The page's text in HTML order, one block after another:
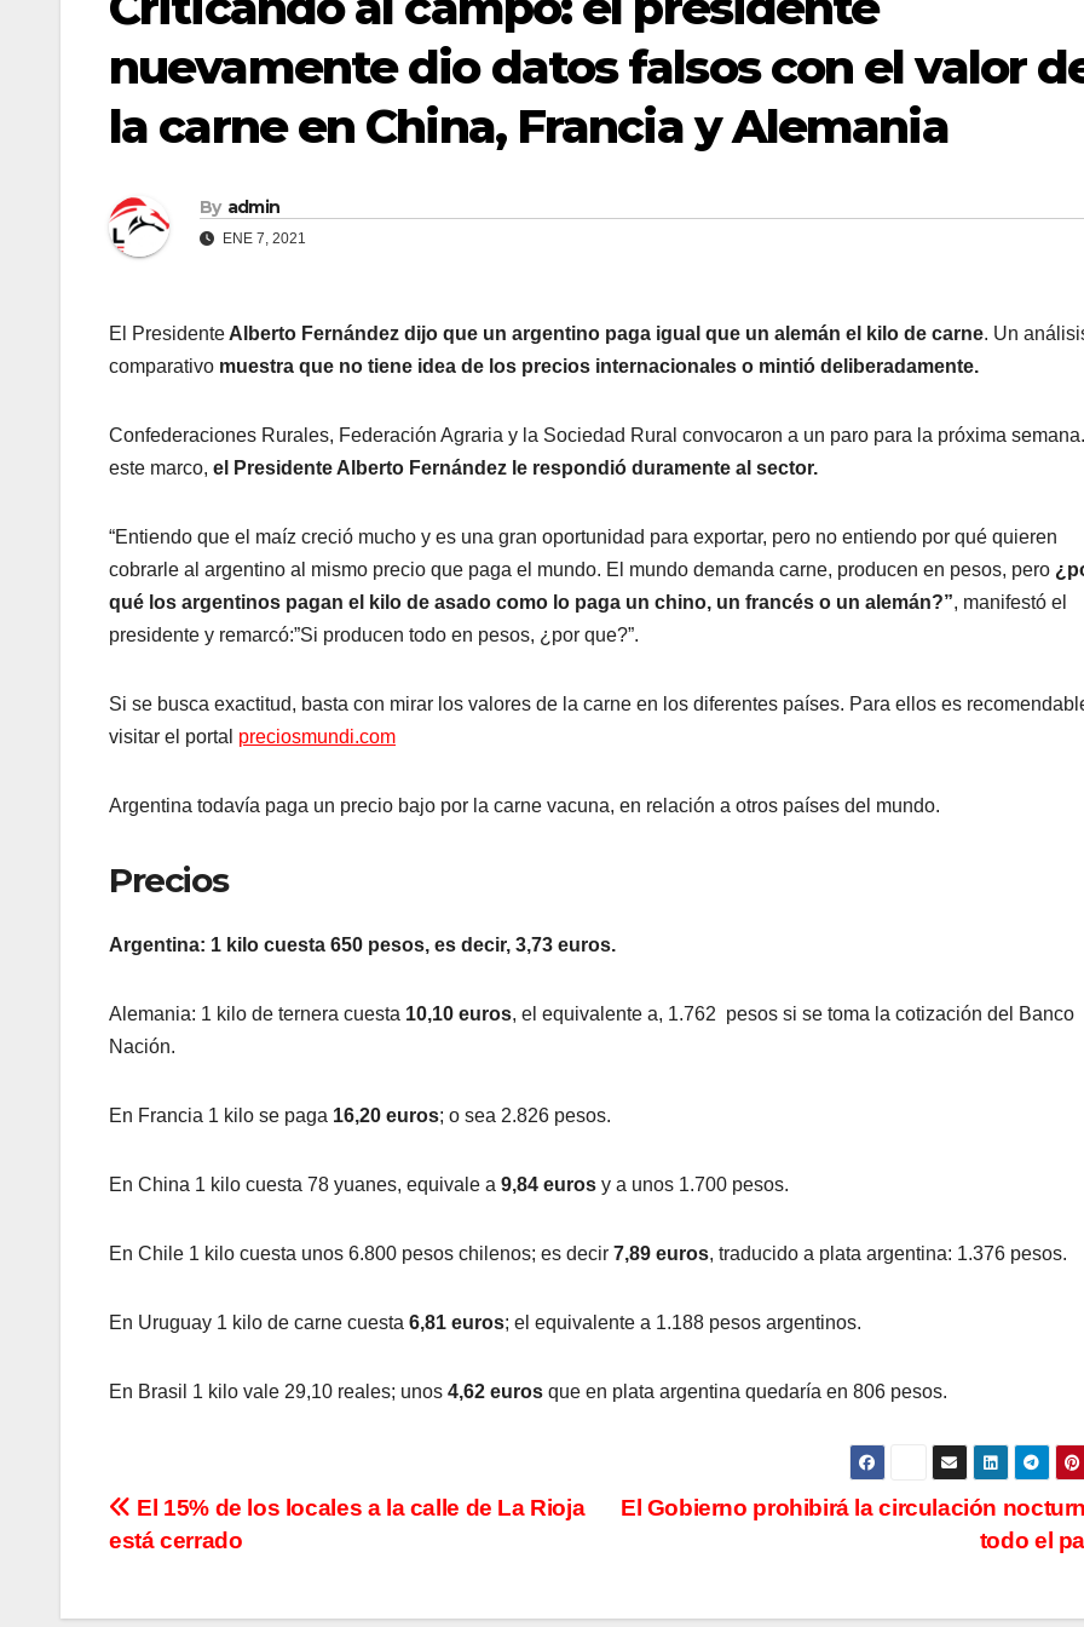
nuevamente dio datos falsos con el valor
la carne en China, Francia y Alemania
By admin
ENE 7, 2021
El Presidente Alberto Fernández dijo que un argentino paga igual que un alemán el kilo de carne. Un
comparativo muestra que no tiene idea de los precios internacionales o mintió deliberadamente.
Confederaciones Rurales, Federación Agraria y la Sociedad Rural convocaron a un paro para la próxima
este marco, el Presidente Alberto Fernández le respondió duramente al sector.
“Entiendo que el maíz creció mucho y es una gran oportunidad para exportar, pero no entiendo por qué quieren
cobrarle al argentino al mismo precio que paga el mundo. El mundo demanda carne, producen en pesos, pero
qué los argentinos pagan el kilo de asado como lo paga un chino, un francés o un alemán?”, manifestó el
presidente y remarcó:”Si producen todo en pesos, ¿por que?”.
Si se busca exactitud, basta con mirar los valores de la carne en los diferentes países. Para ellos es
visitar el portal preciosmundi.com
Argentina todavía paga un precio bajo por la carne vacuna, en relación a otros países del mundo.
Precios
Argentina: 1 kilo cuesta 650 pesos, es decir, 3,73 euros.
Alemania: 1 kilo de ternera cuesta 10,10 euros, el equivalente a, 1.762 pesos si se toma la cotización del Banco
Nación.
En Francia 1 kilo se paga 16,20 euros; o sea 2.826 pesos.
En China 1 kilo cuesta 78 yuanes, equivale a 9,84 euros y a unos 1.700 pesos.
En Chile 1 kilo cuesta unos 6.800 pesos chilenos; es decir 7,89 euros, traducido a plata argentina: 1.376 pesos.
En Uruguay 1 kilo de carne cuesta 6,81 euros; el equivalente a 1.188 pesos argentinos.
En Brasil 1 kilo vale 29,10 reales; unos 4,62 euros que en plata argentina quedaría en 806 pesos.
N
v
El Gobierno prohibirá la circulación
todo el
El 15% de los locales a la calle de La Rioja
está cerrado